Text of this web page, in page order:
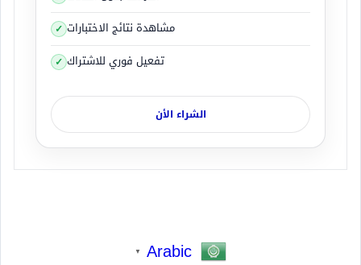
مشاهدة نتائج الاختبارات
تفعيل فوري للاشتراك
الشراء الأن
Arabic
▼